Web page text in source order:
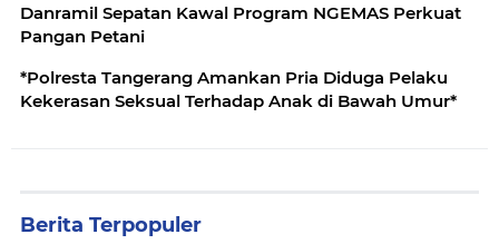
Danramil Sepatan Kawal Program NGEMAS Perkuat
Pangan Petani
*Polresta Tangerang Amankan Pria Diduga Pelaku
Kekerasan Seksual Terhadap Anak di Bawah Umur*
Berita Terpopuler